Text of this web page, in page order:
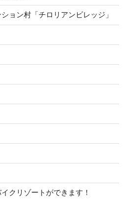
ョン村「チロリアンビレッジ」
クリゾートができます！